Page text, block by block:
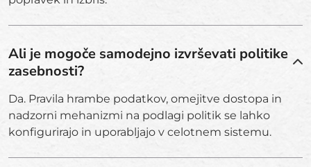
Ali je mogoče samodejno izvrševati politike
zasebnosti?
Da. Pravila hrambe podatkov, omejitve dostopa in
nadzorni mehanizmi na podlagi politik se lahko
konfigurirajo in uporabljajo v celotnem sistemu.